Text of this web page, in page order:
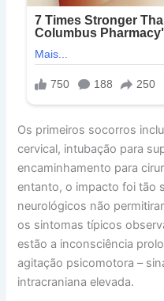
Os primeiros socorros
cervical, intubação para
encaminhamento para
entanto, o impacto foi tão
neurológicos não
os sintomas típicos
estão a inconsciência
agitação psicomotora –
intracraniana elevada.